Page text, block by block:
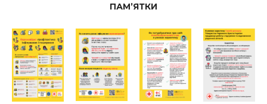
ПАМ’ЯТКИ